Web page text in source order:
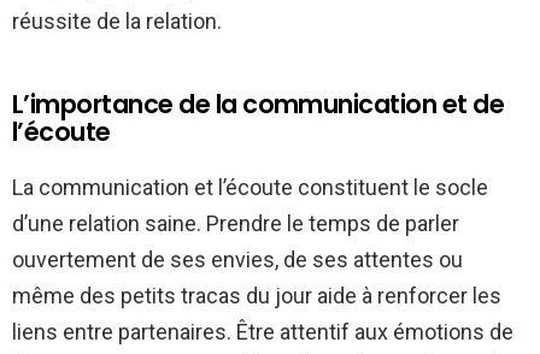
réussite de la relation.
L’importance de la communication et de
l’écoute
La communication et l’écoute constituent le socle
d’une relation saine. Prendre le temps de parler
ouvertement de ses envies, de ses attentes ou
même des petits tracas du jour aide à renforcer les
liens entre partenaires. Être attentif aux émotions de